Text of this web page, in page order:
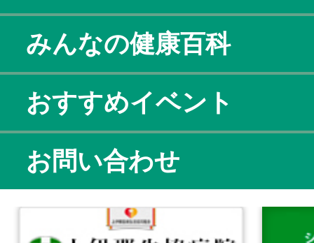
みんなの健康百科
おすすめイベント
お問い合わせ